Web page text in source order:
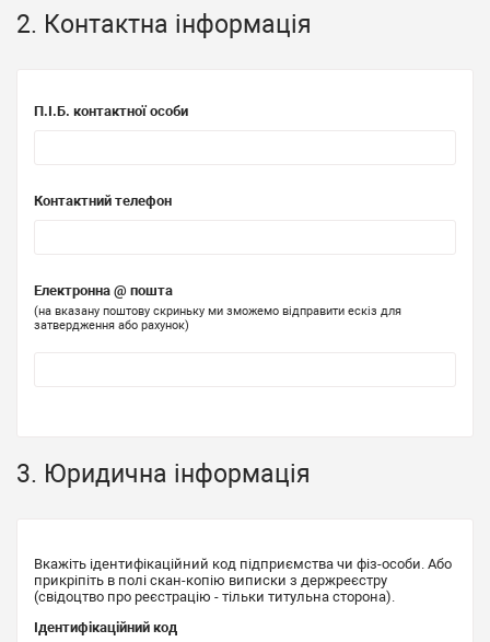
2. Контактна інформація
П.І.Б. контактної особи
Контактний телефон
Електронна @ пошта
(на вказану поштову скриньку ми зможемо відправити ескіз для
затвердження або рахунок)
3. Юридична інформація
Вкажіть ідентифікаційний код підприємства чи фіз-особи. Або
прикріпіть в полі скан-копію виписки з держреєстру
(свідоцтво про реєстрацію - тільки титульна сторона).
Ідентифікаційний код